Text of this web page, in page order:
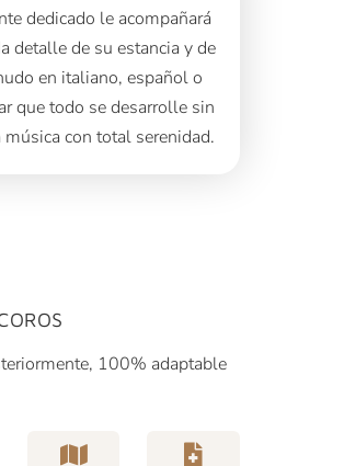
dedicado le acompañará
detalle de su estancia y de
en italiano, español o
que todo se desarrolle sin
con total serenidad.
100% adaptable